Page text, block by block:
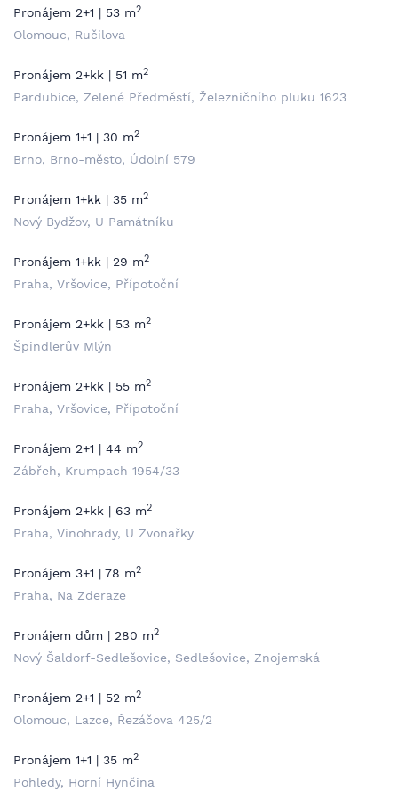
Pronájem 2+1 | 53 m2
Olomouc, Ručilova
Pronájem 2+kk | 51 m2
Pardubice, Zelené Předměstí, Železničního pluku 1623
Pronájem 1+1 | 30 m2
Brno, Brno-město, Údolní 579
Pronájem 1+kk | 35 m2
Nový Bydžov, U Památníku
Pronájem 1+kk | 29 m2
Praha, Vršovice, Přípotoční
Pronájem 2+kk | 53 m2
Špindlerův Mlýn
Pronájem 2+kk | 55 m2
Praha, Vršovice, Přípotoční
Pronájem 2+1 | 44 m2
Zábřeh, Krumpach 1954/33
Pronájem 2+kk | 63 m2
Praha, Vinohrady, U Zvonařky
Pronájem 3+1 | 78 m2
Praha, Na Zderaze
Pronájem dům | 280 m2
Nový Šaldorf-Sedlešovice, Sedlešovice, Znojemská
Pronájem 2+1 | 52 m2
Olomouc, Lazce, Řezáčova 425/2
Pronájem 1+1 | 35 m2
Pohledy, Horní Hynčina